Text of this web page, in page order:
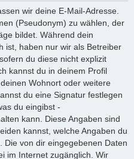
wir deine E-Mail-Adresse.
(Pseudonym) zu wählen, der
bildet. Während dein
ist, haben nur wir als Betreiber
du diese nicht explizit
kannst du in deinem Profil
Wohnort oder weitere
du eine Signatur festlegen
du eingibst -
kann. Diese Angaben sind
kannst, welche Angaben du
Die von dir eingegebenen Daten
im Internet zugänglich. Wir